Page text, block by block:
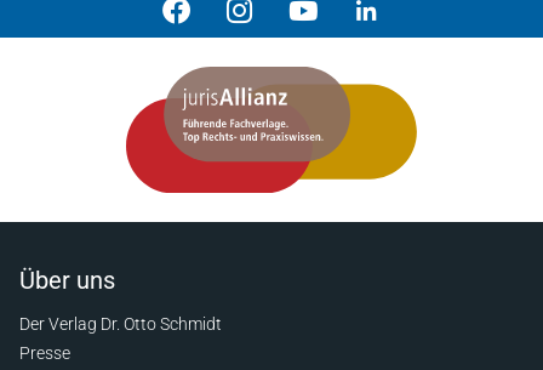
Über uns
Der Verlag Dr. Otto Schmidt
Presse